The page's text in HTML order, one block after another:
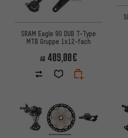
SRAM Eagle 90 DUB T-Type
MTB Gruppe 1x12-fach
AB 409,00€